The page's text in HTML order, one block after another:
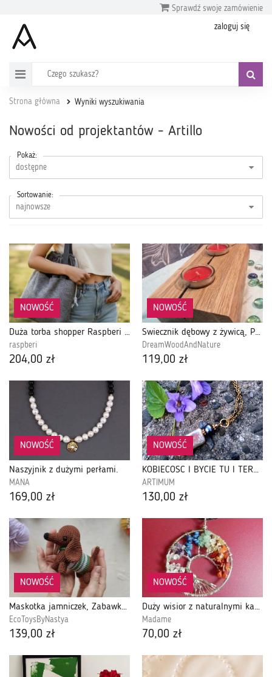
Sprawdź swoje zamówienie
zaloguj się
Strona główna Wyniki wyszukiwania
Nowości od projektantów - Artillo
Pokaż:
Sortowanie:
NOWOŚĆ
Duża torba shopper Raspberi – unikatowa torba handmade z kieszeniami
raspberi
204,00 zł
NOWOŚĆ
Świecznik dębowy z żywicą, Pamela No. 13
DreamWoodAndNature
119,00 zł
NOWOŚĆ
Naszyjnik z dużymi perłami.
MANA
169,00 zł
NOWOŚĆ
KOBIECOŚĆ I BYCIE TU I TERAZ. naszyjnik z perłą
ARTIMUM
130,00 zł
NOWOŚĆ
Maskotka jamniczek, Zabawka piesek, Prezent dla dziecka
EcoToysByNastya
139,00 zł
NOWOŚĆ
Duży wisior z naturalnymi kamieniami, kolorowe drzewko szczęścia, czakry
Madame
70,00 zł